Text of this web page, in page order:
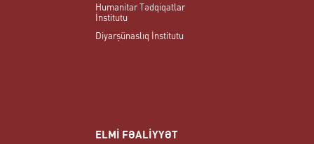
Humanitar Tədqiqatlar
İnstitutu
Diyarşünaslıq İnstitutu
ELMİ FƏALİYYƏT